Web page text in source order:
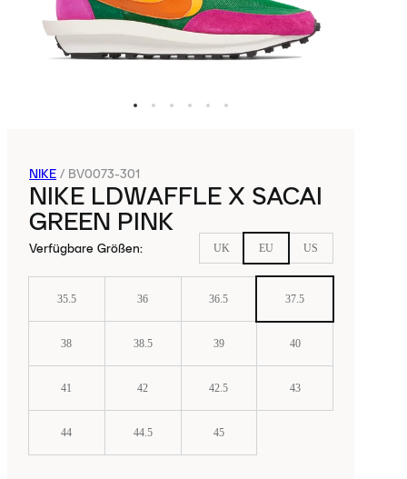
NIKE / BV0073-301
NIKE LDWAFFLE X SACAI
GREEN PINK
Verfügbare Größen: UK EU US
35.5 36 36.5 37.5
38 38.5 39 40
41 42 42.5 43
44 44.5 45